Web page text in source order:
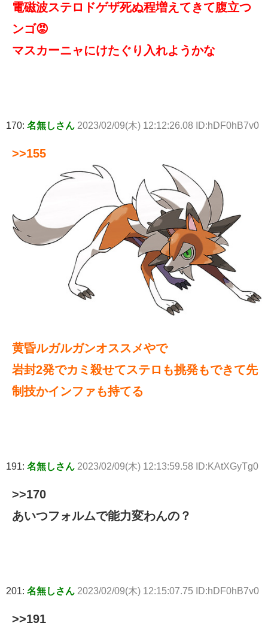
電磁波ステロドゲザ死ぬ程増えてきて腹立つ
ンゴ😡
マスカーニャにけたぐり入れようかな
170: 名無しさん 2023/02/09(木) 12:12:26.08 ID:hDF0hB7v0
>>155
黄昏ルガルガンオススメやで
岩封2発でカミ殺せてステロも挑発もできて先
制技かインファも持てる
191: 名無しさん 2023/02/09(木) 12:13:59.58 ID:KAtXGyTg0
>>170
あいつフォルムで能力変わんの？
201: 名無しさん 2023/02/09(木) 12:15:07.75 ID:hDF0hB7v0
>>191